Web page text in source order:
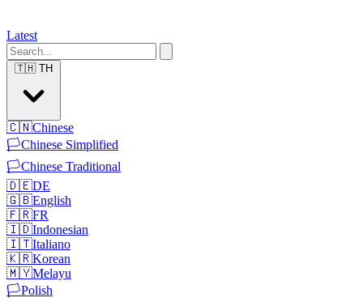
Latest
🇹🇭 TH
🇨🇳Chinese
🏳️Chinese Simplified
🏳️Chinese Traditional
🇩🇪DE
🇬🇧English
🇫🇷FR
🇮🇩Indonesian
🇮🇹Italiano
🇰🇷Korean
🇲🇾Melayu
🏳️Polish